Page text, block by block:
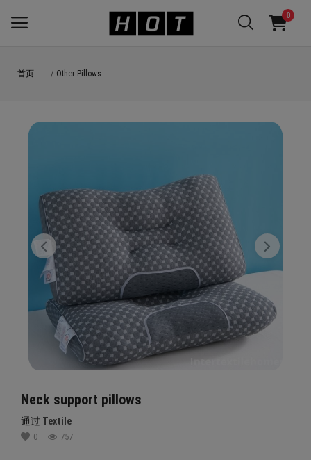
0
立
售
分类
首页
愿望清单
位置
中文 USD ($)
首页 Other Pillows
Neck support pillows
通过 Textile
0 757